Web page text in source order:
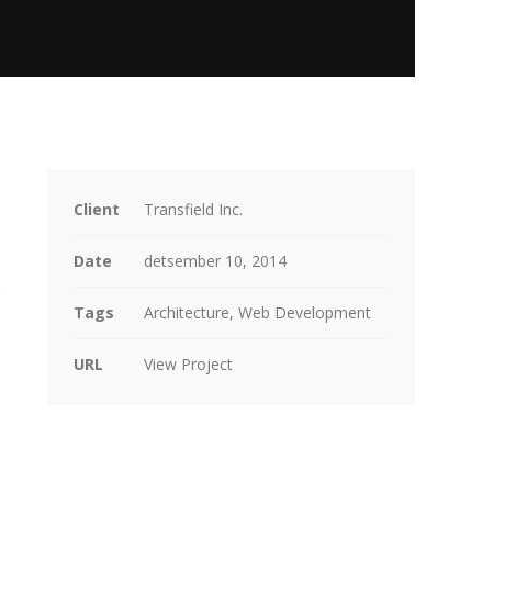
Client Transfield Inc.
Date detsember 10, 2014
Tags Architecture, Web Development
URL View Project